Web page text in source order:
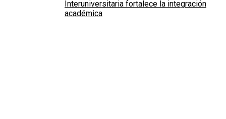
Interuniversitaria fortalece la integración
académica